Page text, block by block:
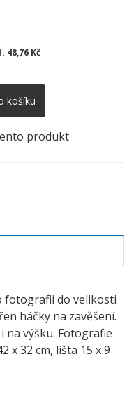
48,76 Kč
košíku
produkt
fotografii do velikosti
háčky na zavěšení.
na výšku. Fotografie
x 32 cm, lišta 15 x 9